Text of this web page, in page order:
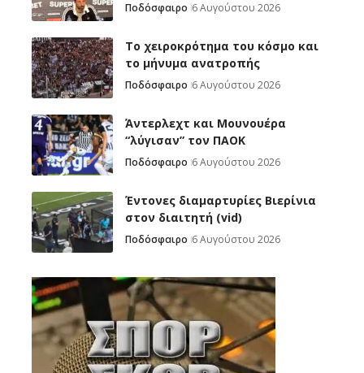
Ποδόσφαιρο 6 Αυγούστου 2026
Το χειροκρότημα του κόσμο και
το μήνυμα ανατροπής
Ποδόσφαιρο 6 Αυγούστου 2026
Άντερλεχτ και Μουνουέρα
“λύγισαν” τον ΠΑΟΚ
Ποδόσφαιρο 6 Αυγούστου 2026
Έντονες διαμαρτυρίες Βιερίνια
στον διαιτητή (vid)
Ποδόσφαιρο 6 Αυγούστου 2026